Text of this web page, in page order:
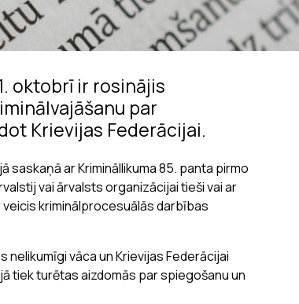
oktobrī ir rosinājis
par
Krievijas Federācijai.
ar Krimināllikuma 85. panta pirmo
vai ārvalsts organizācijai tieši vai ar
kriminālprocesuālās darbības
nelikumīgi vāca un Krievijas Federācijai
tiek turētas aizdomās par spiegošanu un